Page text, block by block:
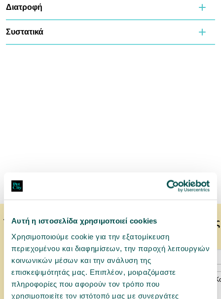
Αυτή η ιστοσελίδα χρησιμοποιεί cookies
Χρησιμοποιούμε cookie για την εξατομίκευση
περιεχομένου και διαφημίσεων, την παροχή λειτουργιών
κοινωνικών μέσων και την ανάλυση της
επισκεψιμότητάς μας. Επιπλέον, μοιραζόμαστε
πληροφορίες που αφορούν τον τρόπο που
χρησιμοποιείτε τον ιστότοπό μας με συνεργάτες
Διατροφή
Συστατικά
Το κατοικίδιό σας μπορεί να προτιμάει επίσης